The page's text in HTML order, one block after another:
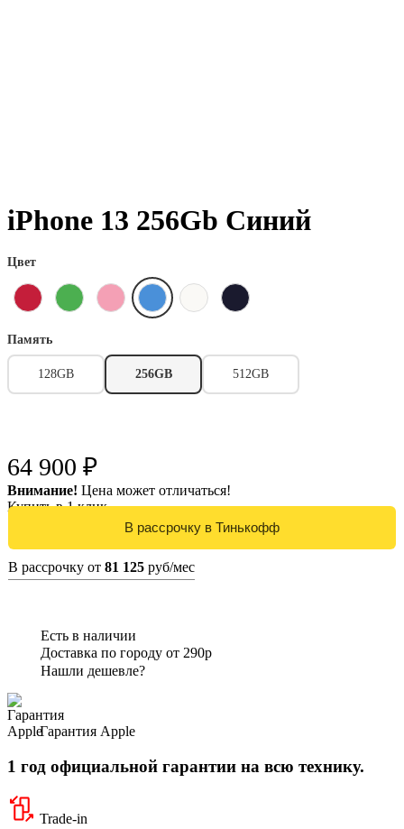
iPhone 13 256Gb Синий
Цвет
Память
128GB 256GB 512GB
64 900 ₽
Внимание! Цена может отличаться!
Купить в 1 клик
В рассрочку от 81 125 руб/мес
Есть в наличии
Доставка по городу от 290р
Нашли дешевле?
Гарантия Apple
1 год официальной гарантии на всю технику.
Trade-in